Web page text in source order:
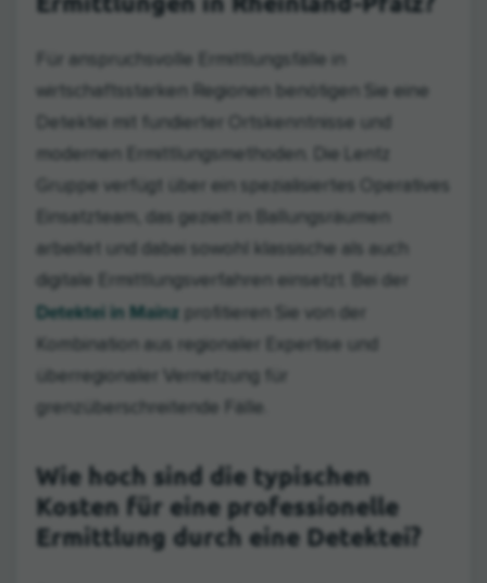
wirtschaftsstarken Regionen benötigen Sie eine
Detektei mit fundierter Ortskenntnisse und
modernen Ermittlungsmethoden. Die Lentz
Gruppe verfügt über ein spezialisiertes Operatives
Einsatzteam, das gezielt in Ballungsräumen
arbeitet und dabei sowohl klassische als auch
digitale Ermittlungsverfahren einsetzt. Bei der
Detektei in Mainz profitieren Sie von der
Kombination aus regionaler Expertise und
überregionaler Vernetzung für
grenzüberschreitende Fälle.
Wie hoch sind die typischen
Kosten für eine professionelle
Ermittlung durch eine Detektei?